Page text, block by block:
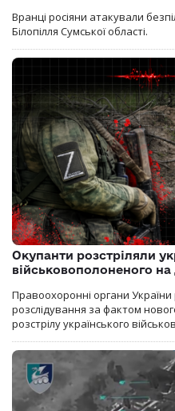
Вранці росіяни атакували
Білопілля Сумської області.
Окупанти розстріляли
військовополоненого на
Правоохоронні органи
розслідування за фактом
розстрілу українського